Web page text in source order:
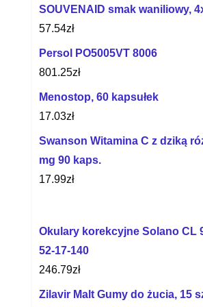
SOUVENAID smak waniliowy,
57.54zł
Persol PO5005VT 8006
801.25zł
Menostop, 60 kapsułek
17.03zł
Swanson Witamina C z dziką
mg 90 kaps.
17.99zł
Okulary korekcyjne Solano CL
52-17-140
246.79zł
Zilavir Malt Gumy do żucia, 15